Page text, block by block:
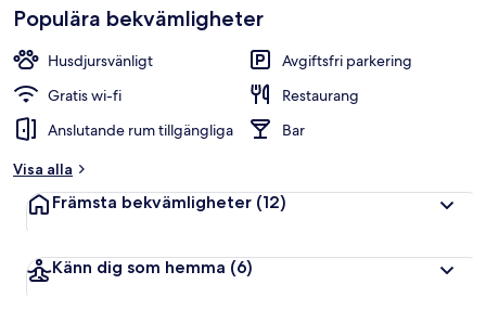
Populära bekvämligheter
Husdjursvänligt
Avgiftsfri parkering
Gratis wi-fi
Restaurang
Anslutande rum tillgängliga
Bar
Visa alla
Främsta bekvämligheter (12)
Känn dig som hemma (6)